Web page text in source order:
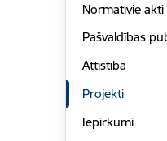
Normatīvie akti
Pašvaldības
Attīstība
Projekti
Iepirkumi